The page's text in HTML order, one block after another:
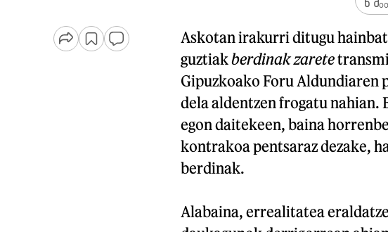
Askotan irakurri ditugu
guztiakberdinak zarete
Gipuzkoako Foru Aldundiaren
dela aldentzen frogatu nahian.
egon daitekeen, baina
kontrakoa pentsaraz dezake,
berdinak.
Alabaina, errealitatea